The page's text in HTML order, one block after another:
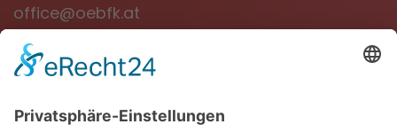
office@oebfk.at
NEWSLETTER